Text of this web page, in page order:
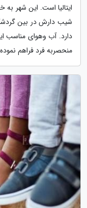
ایتالیا است. این شهر
شیب دارش در بین
دارد. آب وهوای مناسب
منحصربه فرد فراهم